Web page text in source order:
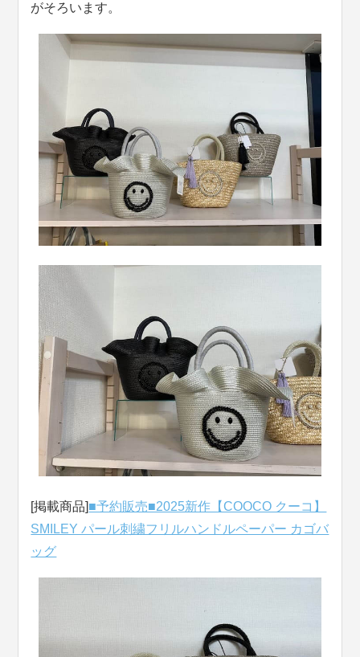
がそろいます。
[掲載商品]■予約販売■2025新作【COOCO クーコ】
SMILEY パール刺繍フリルハンドルペーパー カゴバ
ッグ